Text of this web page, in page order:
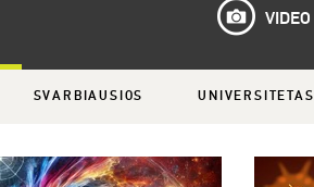
VIDEO
SVARBIAUSIOS UNIVERSITETAS